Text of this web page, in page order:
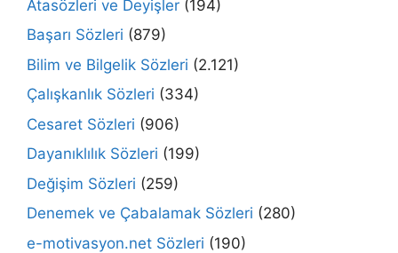
Atasözleri ve Deyişler (194)
Başarı Sözleri (879)
Bilim ve Bilgelik Sözleri (2.121)
Çalışkanlık Sözleri (334)
Cesaret Sözleri (906)
Dayanıklılık Sözleri (199)
Değişim Sözleri (259)
Denemek ve Çabalamak Sözleri (280)
e-motivasyon.net Sözleri (190)